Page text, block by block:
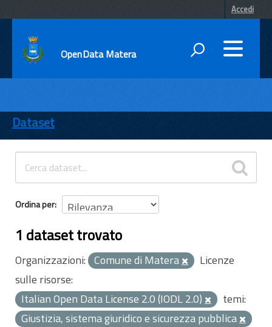
Accedi
OpenData Matera
ENTI
TEMI
INFORMAZIONI
Dataset
Ordina per
1 dataset trovato
Organizzazioni: Comune di Matera
Licenze
sulle risorse:
Italian Open Data License 2.0 (IODL 2.0)
temi:
Giustizia, sistema giuridico e sicurezza pubblica